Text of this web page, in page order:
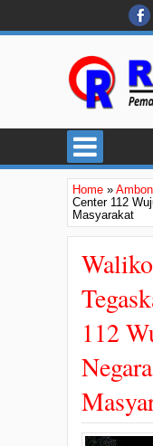
Home » Ambon
Center 112
Masyarakat
112